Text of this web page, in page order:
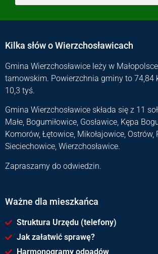
Kilka słów o Wierzchosławicach
Gmina Wierzchosławice leży w
tarnowskim. Powierzchnia gminy to 74,84
10,3 tyś.
Gmina Wierzchosławice składa się z 11
Małe, Bogumiłowice, Gosławice, Kępa
Komorów, Łętowice, Mikołajowice, Ostrów,
Sieciechowice, Wierzchosławice.
Zapraszamy do odwiedzin.
Ważne dla mieszkańca
Struktura Urzędu (telefony)
Jak załatwić sprawę?
Harmonogramy odpadów